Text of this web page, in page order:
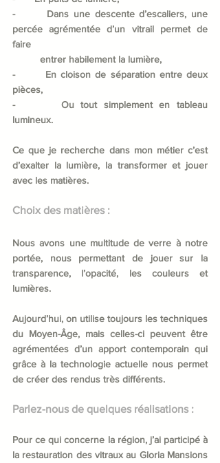
-       Dans une descente d’escaliers, une
percée agrémentée d’un vitrail permet de
faire
entrer habilement la lumière,
-       En cloison de séparation entre deux
pièces,
-       Ou tout simplement en tableau
lumineux.
Ce que je recherche dans mon métier c’est
d’exalter la lumière, la transformer et jouer
avec les matières.
Choix des matières :
Nous avons une multitude de verre à notre
portée, nous permettant de jouer sur la
transparence, l’opacité, les couleurs et
lumières.
Aujourd’hui, on utilise toujours les techniques
du Moyen-Âge, mais celles-ci peuvent être
agrémentées d’un apport contemporain qui
grâce à la technologie actuelle nous permet
de créer des rendus très différents.
Parlez-nous de quelques réalisations :
Pour ce qui concerne la région, j’ai participé à
la restauration des vitraux au Gloria Mansions